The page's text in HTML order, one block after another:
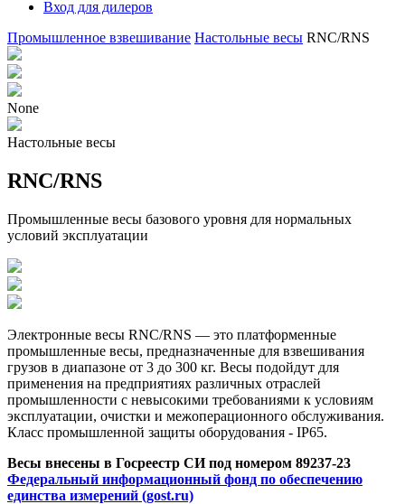
Вход для дилеров
Промышленное взвешивание Настольные весы RNC/RNS
None
Настольные весы
RNC/RNS
Промышленные весы базового уровня для нормальных
условий эксплуатации
Электронные весы RNC/RNS — это платформенные
промышленные весы, предназначенные для взвешивания
грузов в диапазоне от 3 до 300 кг. Весы подойдут для
применения на предприятиях различных отраслей
промышленности с невысокими требованиями к условиям
эксплуатации, очистки и межоперационного обслуживания.
Класс промышленной защиты оборудования - IP65.
Весы внесены в Госреестр СИ под номером 89237-23
Федеральный информационный фонд по обеспечению
единства измерений (gost.ru)